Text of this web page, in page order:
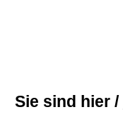
Sie sind hier /